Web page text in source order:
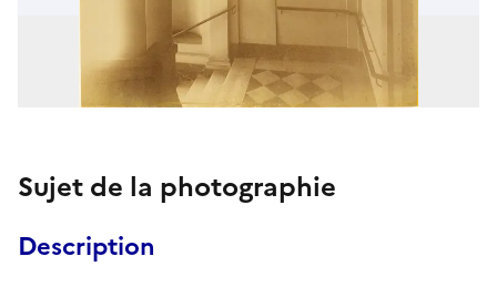
Sujet de la photographie
Description